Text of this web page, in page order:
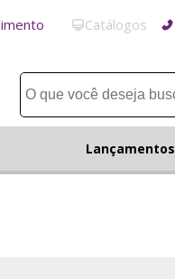
Catálogos
Lançamentos